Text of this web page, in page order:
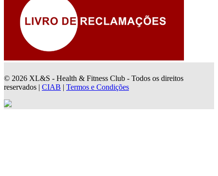
© 2026 XL&S - Health & Fitness Club - Todos os direitos
reservados | CIAB | Termos e Condições